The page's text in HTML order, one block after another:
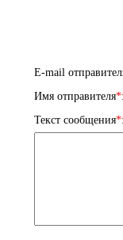
E-mail
Имя отправителя*:
Текст сообщения*: